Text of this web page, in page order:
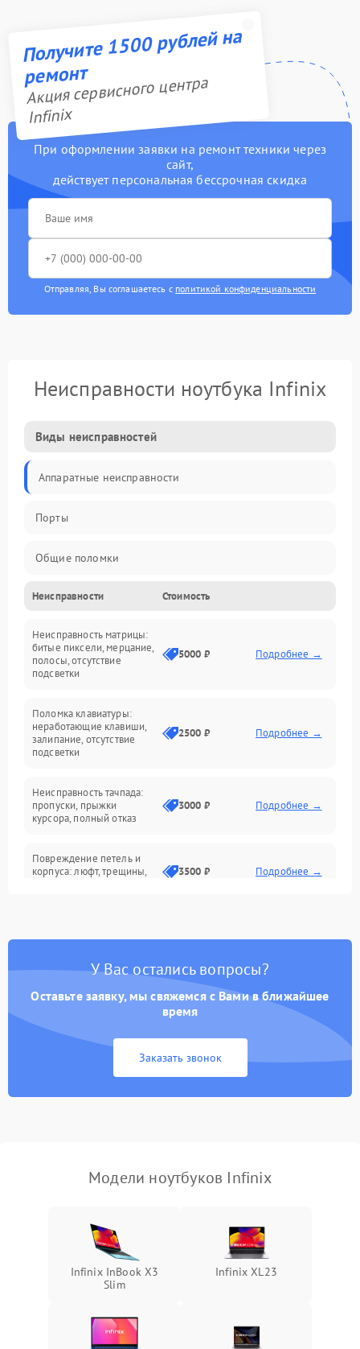
Получите 1500 рублей на
ремонт
Акция сервисного центра
Infinix
При оформлении заявки на ремонт техники через
сайт,
действует персональная бессрочная скидка
Отправляя, Вы соглашаетесь с политикой конфиденциальности
Неисправности ноутбука Infinix
Виды неисправностей
Аппаратные неисправности
Порты
Общие поломки
Устройства
Программные ошибки
Электрические и системные сбои
Интерфейсные проблемы
Батарея
Сеть и интернет
Неисправности Стоимость
Неисправность матрицы:
битые пиксели, мерцание,
полосы, отсутствие
подсветки
5000 ₽ Подробнее →
Поломка клавиатуры:
неработающие клавиши,
залипание, отсутствие
подсветки
2500 ₽ Подробнее →
Неисправность тачпада:
пропуски, прыжки
курсора, полный отказ
3000 ₽ Подробнее →
Повреждение петель и
корпуса: люфт, трещины,
3500 ₽ Подробнее →
быстрая разрядка,
2500 ₽ Подробнее →
Неисправность зарядного
питания
2000 ₽ Подробнее →
неисправности кулера
пропадание диска
оперативной памяти:
вылеты приложений,
синие экраны
Подробнее →
Проблемы Wi‑Fi или
У Вас остались вопросы?
Оставьте заявку, мы свяжемся с Вами в ближайшее
время
Заказать звонок
Модели ноутбуков Infinix
Infinix InBook X3
Slim
Infinix XL23